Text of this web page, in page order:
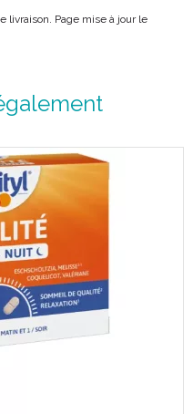
livraison. Page mise à jour le